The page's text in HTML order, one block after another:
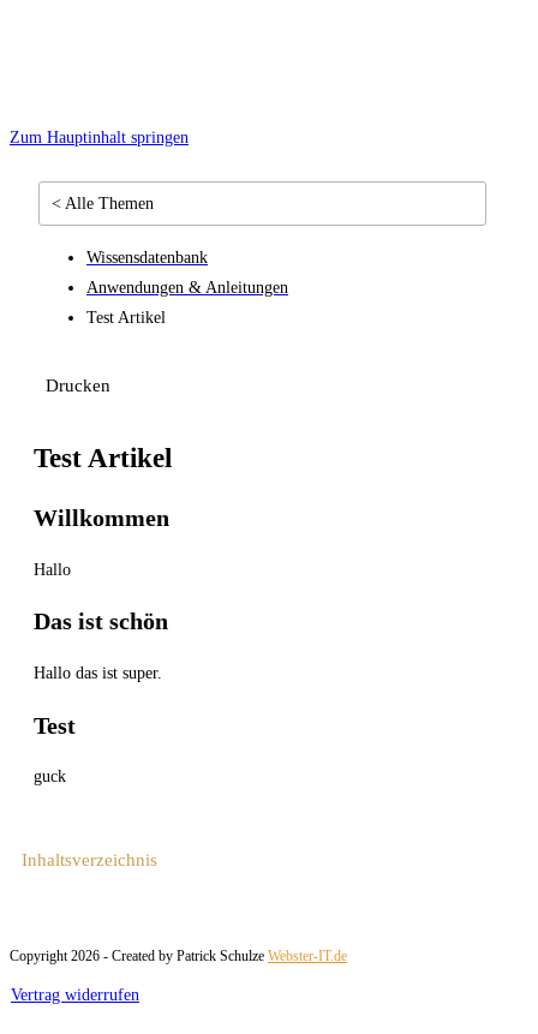
Zum Hauptinhalt springen
Inhaltsverzeichnis
< Alle Themen
Wissensdatenbank
Anwendungen & Anleitungen
Test Artikel
Drucken
Test Artikel
Willkommen
Hallo
Das ist schön
Hallo das ist super.
Test
guck
Copyright 2026 - Created by Patrick Schulze Webster-IT.de
Vertrag widerrufen